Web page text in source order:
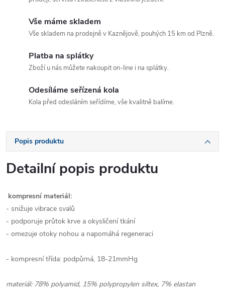
Vše máme skladem
Vše skladem na prodejně v Kaznějově, pouhých 15 km od Plzně.
Platba na splátky
Zboží u nás můžete nakoupit on-line i na splátky.
Odesíláme seřízená kola
Kola před odesláním seřídíme, vše kvalitně balíme.
Popis produktu
Detailní popis produktu
kompresní materiál:
- snižuje vibrace svalů
- podporuje průtok krve a okysličení tkání
- omezuje otoky nohou a napomáhá regeneraci
- kompresní třída: podpůrná, 18-21mmHg
materiál: 78% polyamid, 15% polypropylen siltex, 7% elastan